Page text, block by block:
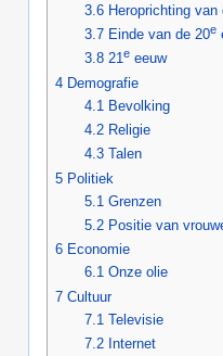
3.6 Heroprichting
3.7 Einde van de 20e
3.8 21eeeuw
4 Demografie
4.1 Bevolking
4.2 Religie
4.3 Talen
5 Politiek
5.1 Grenzen
5.2 Positie van
6 Economie
6.1 Onze olie
7 Cultuur
7.1 Televisie
7.2 Internet